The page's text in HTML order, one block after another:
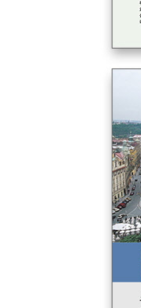
Napoli 나
Capri 카
Sorrento
Siena 시
Pisa 피사
Milano
Como 코
Verona
Venezia
#그리스
Athinai